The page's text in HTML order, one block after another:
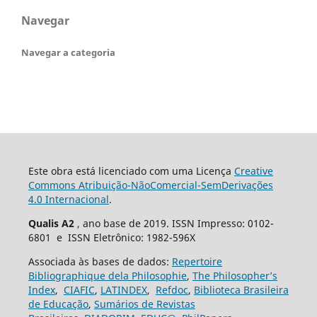
Navegar
Navegar a categoria
Este obra está licenciado com uma Licença Creative
Commons Atribuição-NãoComercial-SemDerivações
4.0 Internacional.
Qualis A2 , ano base de 2019. ISSN Impresso: 0102-
6801 e ISSN Eletrônico: 1982-596X
Associada às bases de dados: Repertoire
Bibliographique dela Philosophie, The Philosopher’s
Index, CIAFIC, LATINDEX, Refdoc, Biblioteca Brasileira
de Educação, Sumários de Revistas